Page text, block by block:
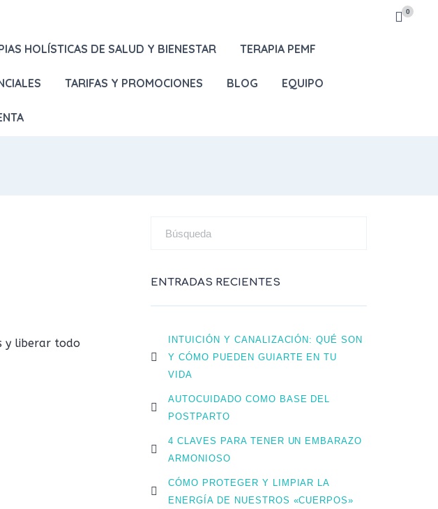
0
HOLÍSTICAS DE SALUD Y BIENESTAR TERAPIA PEMF
TARIFAS Y PROMOCIONES BLOG EQUIPO
y liberar todo
ENTRADAS RECIENTES
INTUICIÓN Y CANALIZACIÓN: QUÉ SON
Y CÓMO PUEDEN GUIARTE EN TU
VIDA
AUTOCUIDADO COMO BASE DEL
POSTPARTO
4 CLAVES PARA TENER UN EMBARAZO
ARMONIOSO
CÓMO PROTEGER Y LIMPIAR LA
ENERGÍA DE NUESTROS «CUERPOS»